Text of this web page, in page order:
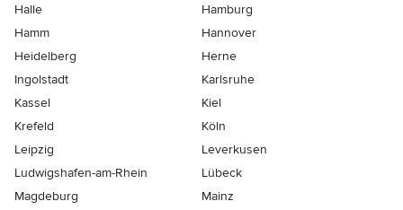
Halle
Hamburg
Hamm
Hannover
Heidelberg
Herne
Ingolstadt
Karlsruhe
Kassel
Kiel
Krefeld
Köln
Leipzig
Leverkusen
Ludwigshafen-am-Rhein
Lübeck
Magdeburg
Mainz